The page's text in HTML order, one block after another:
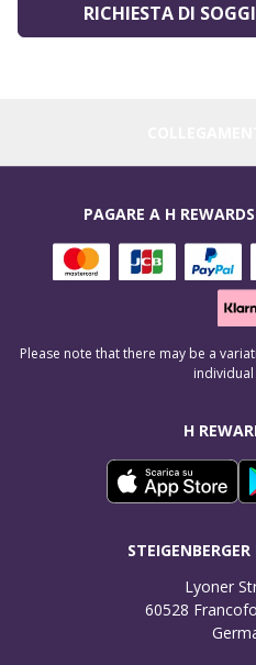
RICHIESTA DI
H
Lyoner
60528
PAGARE A H
Please note that there may be a